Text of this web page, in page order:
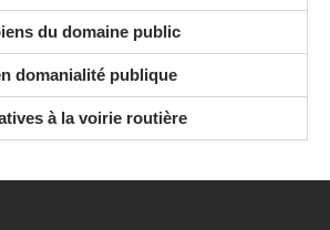
du domaine public
domanialité publique
à la voirie routière